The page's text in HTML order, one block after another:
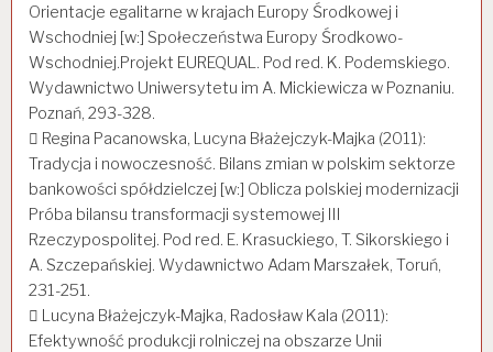
Orientacje egalitarne w krajach Europy Środkowej i
Wschodniej [w:] Społeczeństwa Europy Środkowo-
Wschodniej.Projekt EUREQUAL. Pod red. K. Podemskiego.
Wydawnictwo Uniwersytetu im A. Mickiewicza w Poznaniu.
Poznań, 293-328.
 Regina Pacanowska, Lucyna Błażejczyk-Majka (2011):
Tradycja i nowoczesność. Bilans zmian w polskim sektorze
bankowości spółdzielczej [w:] Oblicza polskiej modernizacji
Próba bilansu transformacji systemowej III
Rzeczypospolitej. Pod red. E. Krasuckiego, T. Sikorskiego i
A. Szczepańskiej. Wydawnictwo Adam Marszałek, Toruń,
231-251.
 Lucyna Błażejczyk-Majka, Radosław Kala (2011):
Efektywność produkcji rolniczej na obszarze Unii